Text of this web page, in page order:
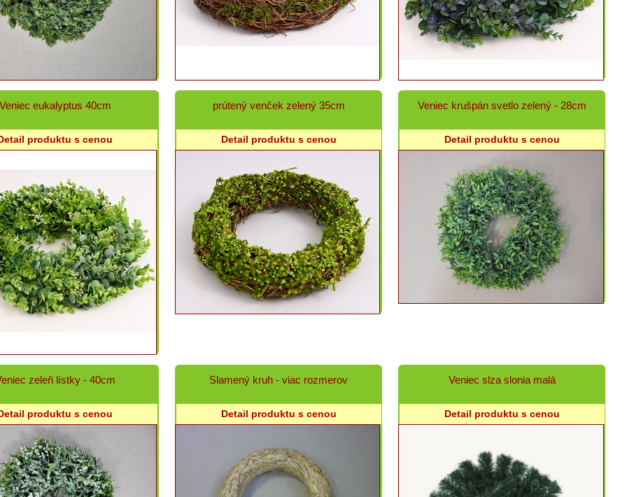
eukalyptus 40cm
produktu s cenou
prútený venček zelený 35cm
Detail produktu s cenou
Veniec krušpán svetlo zelený - 28cm
Detail produktu s cenou
zeleň lístky - 40cm
produktu s cenou
Slamený kruh - viac rozmerov
Detail produktu s cenou
Veniec slza slonia malá
Detail produktu s cenou